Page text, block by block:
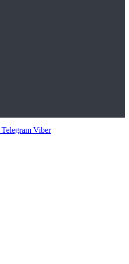
Telegram Viber